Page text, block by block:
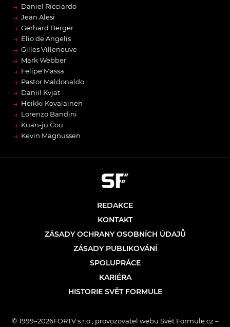
→ Daniel Ricciardo
→ Jean Alesi
→ Gerhard Berger
→ Elio de Angelis
→ Gilles Villeneuve
→ Mark Webber
→ Felipe Massa
→ Pastor Maldonaldo
→ Daniil Kvjat
→ Heikki Kovalainen
→ Lorenzo Bandini
→ Kuan-jü Čou
→ Kevin Magnussen
REDAKCE
KONTAKT
ZÁSADY OCHRANY OSOBNÍCH ÚDAJŮ
ZÁSADY PUBLIKOVÁNÍ
SPOLUPRÁCE
KARIÉRA
HISTORIE SVĚT FORMULE
© 1999–2026FORTV s.r.o., provozovatel webu Svět Formule.cz –